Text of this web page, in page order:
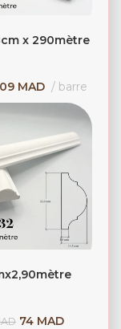
x 290mètre
MAD barre
74 MAD